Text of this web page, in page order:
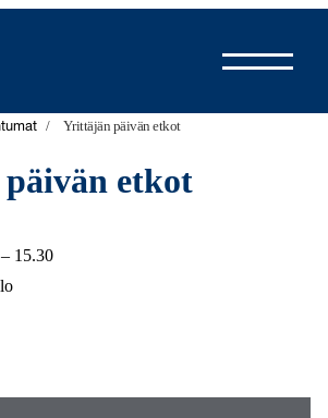
/ Yrittäjän päivän etkot
etkot
15.30